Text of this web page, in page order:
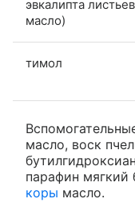
эвкалипта
масло)
тимол
масло, воск
парафин
коры масло.